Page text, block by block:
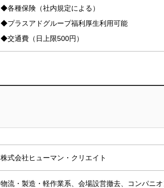
◆各種保険（社内規定による）
◆プラスアドグループ福利厚生利用可能
◆交通費（日上限500円）
株式会社ヒューマン・クリエイト
物流・製造・軽作業系、会場設営撤去、コンパニ